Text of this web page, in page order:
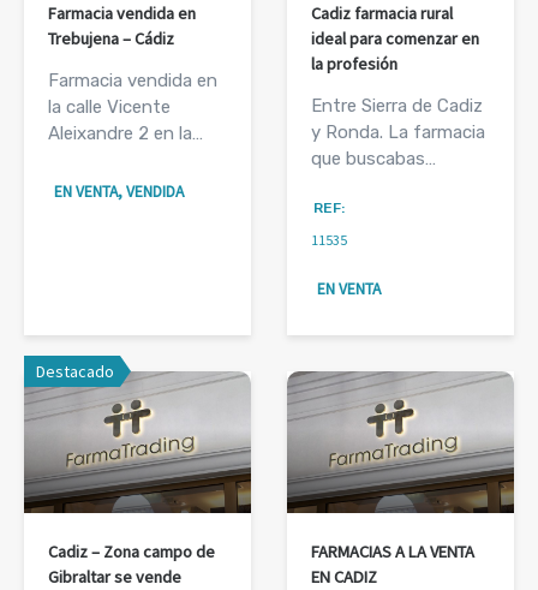
Farmacia vendida en
Trebujena – Cádiz
Farmacia vendida en
la calle Vicente
Aleixandre 2 en la…
EN VENTA, VENDIDA
Cadiz farmacia rural
ideal para comenzar en
la profesión
Entre Sierra de Cadiz
y Ronda. La farmacia
que buscabas…
REF:
11535
EN VENTA
Destacado
Cadiz – Zona campo de
Gibraltar se vende
FARMACIAS A LA VENTA
EN CADIZ